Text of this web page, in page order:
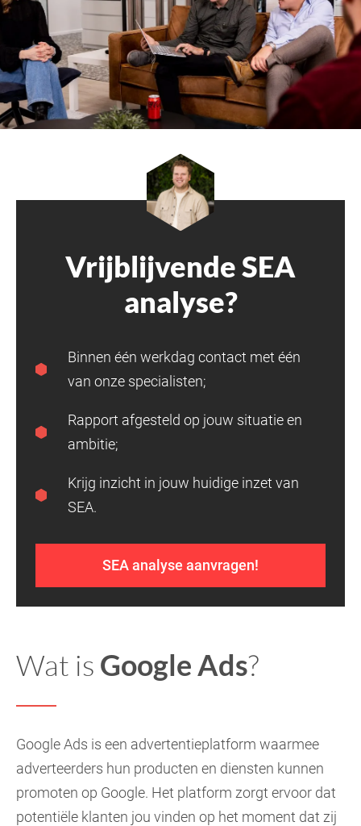
Vrijblijvende SEA
analyse?
Binnen één werkdag contact met één
van onze specialisten;
Rapport afgesteld op jouw situatie en
ambitie;
Krijg inzicht in jouw huidige inzet van
SEA.
SEA analyse aanvragen!
Wat is Google Ads?
Google Ads is een advertentieplatform waarmee
adverteerders hun producten en diensten kunnen
promoten op Google. Het platform zorgt ervoor dat
potentiële klanten jou vinden op het moment dat zij